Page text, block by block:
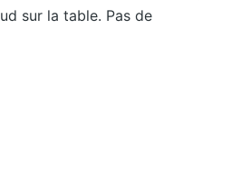
sur la table. Pas de